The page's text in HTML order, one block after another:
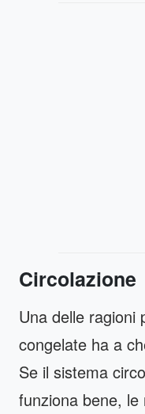
Circolazione
Una delle ragioni
congelate ha a
Se il sistema
funziona bene,